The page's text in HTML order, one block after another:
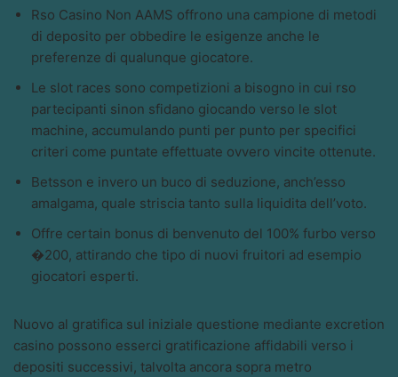
Rso Casino Non AAMS offrono una campione di metodi
di deposito per obbedire le esigenze anche le
preferenze di qualunque giocatore.
Le slot races sono competizioni a bisogno in cui rso
partecipanti sinon sfidano giocando verso le slot
machine, accumulando punti per punto per specifici
criteri come puntate effettuate ovvero vincite ottenute.
Betsson e invero un buco di seduzione, anch’esso
amalgama, quale striscia tanto sulla liquidita dell’voto.
Offre certain bonus di benvenuto del 100% furbo verso
�200, attirando che tipo di nuovi fruitori ad esempio
giocatori esperti.
Nuovo al gratifica sul iniziale questione mediante excretion
casino possono esserci gratificazione affidabili verso i
depositi successivi, talvolta ancora sopra metro